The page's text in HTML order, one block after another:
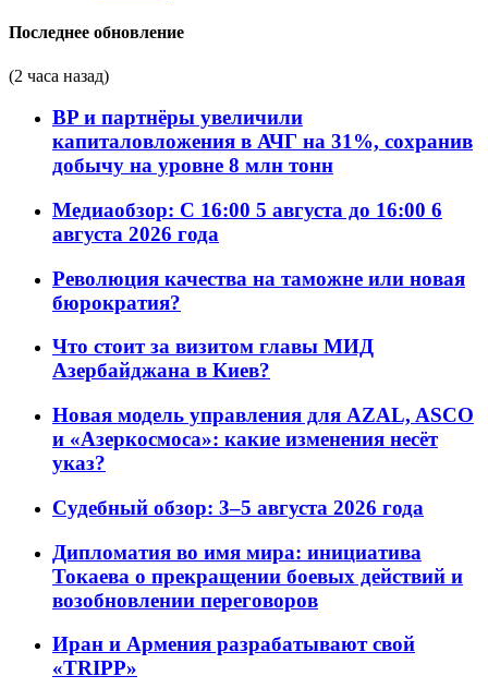
Последнее обновление
(2 часа назад)
BP и партнёры увеличили
капиталовложения в АЧГ на 31%, сохранив
добычу на уровне 8 млн тонн
Медиаобзор: С 16:00 5 августа до 16:00 6
августа 2026 года
Революция качества на таможне или новая
бюрократия?
Что стоит за визитом главы МИД
Азербайджана в Киев?
Новая модель управления для AZAL, ASCO
и «Азеркосмоса»: какие изменения несёт
указ?
Судебный обзор: 3–5 августа 2026 года
Дипломатия во имя мира: инициатива
Токаева о прекращении боевых действий и
возобновлении переговоров
Иран и Армения разрабатывают свой
«TRIPP»